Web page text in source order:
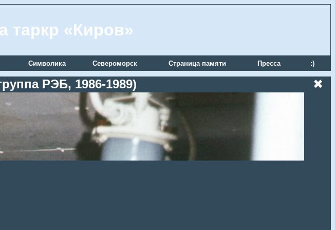
таркр «Киров»
Символика Североморск Страница памяти Пресса :)
РЭБ, 1986-1989) ✖